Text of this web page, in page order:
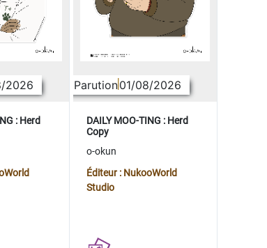
2026
: Herd
Parution01/08/2026
DAILY MOO-TING : Herd
Copy
o-okun
Éditeur : NukooWorld
Studio